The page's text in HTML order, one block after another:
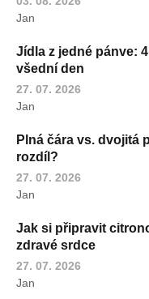
Jan
Jídla z jedné pánve:
všední den
27. 07. 2026
Jan
Plná čára vs. dvojitá
rozdíl?
27. 07. 2026
Jan
Jak si připravit
zdravé srdce
27. 07. 2026
Jan